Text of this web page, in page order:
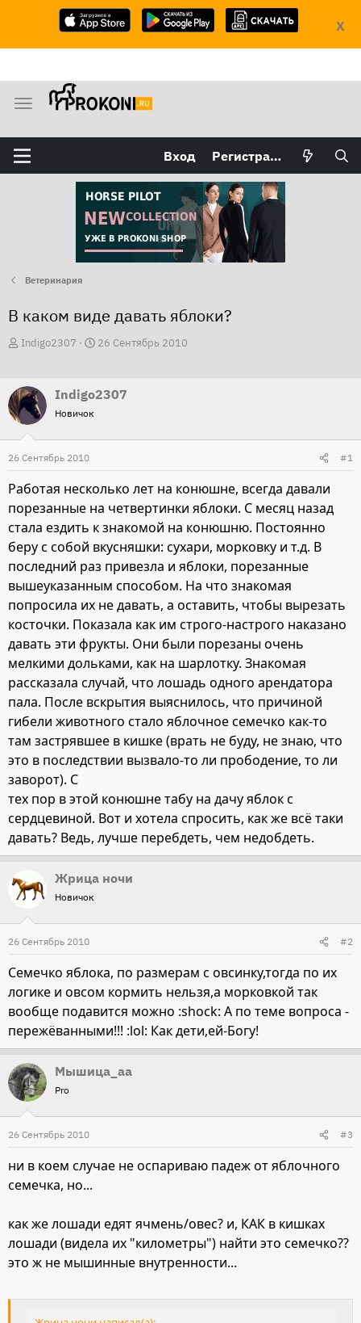
X
М
н
ю
Вход Регистрация
Ветеринария
В каком виде давать яблоки?
А
о
р
т
е
ы
Indigo2307
Д
а
а
л
а
26 Сентябрь 2010
Indigo2307
Новичок
26 Сентябрь 2010 #1
Работая несколько лет на конюшне, всегда давали
порезанные на четвертинки яблоки. С месяц назад
стала ездить к знакомой на конюшню. Постоянно
беру с собой вкусняшки: сухари, морковку и т.д. В
последний раз привезла и яблоки, порезанные
вышеуказанным способом. На что знакомая
попросила их не давать, а оставить, чтобы вырезать
косточки. Показала как им строго-настрого наказано
давать эти фрукты. Они были порезаны очень
мелкими дольками, как на шарлотку. Знакомая
рассказала случай, что лошадь одного арендатора
пала. После вскрытия выяснилось, что причиной
гибели животного стало яблочное семечко как-то
там застрявшее в кишке (врать не буду, не знаю, что
это в последствии вызвало-то ли прободение, то ли
заворот). С
тех пор в этой конюшне табу на дачу яблок с
сердцевиной. Вот и хотела спросить, как же всё таки
давать? Ведь, лучше перебдеть, чем недобдеть.
Жрица ночи
Новичок
26 Сентябрь 2010 #2
Семечко яблока, по размерам с овсинку,тогда по их
логике и овсом кормить нельзя,а морковкой так
вообще подавится можно :shock: А по теме вопроса -
пережёванными!!! :lol: Как дети,ей-Богу!
Мышица_аа
Pro
26 Сентябрь 2010 #3
ни в коем случае не оспариваю падеж от яблочного
семечка, но...
как же лошади едят ячмень/овес? и, КАК в кишках
лошади (видела их "километры") найти это семечко??
это ж не мышинные внутренности...